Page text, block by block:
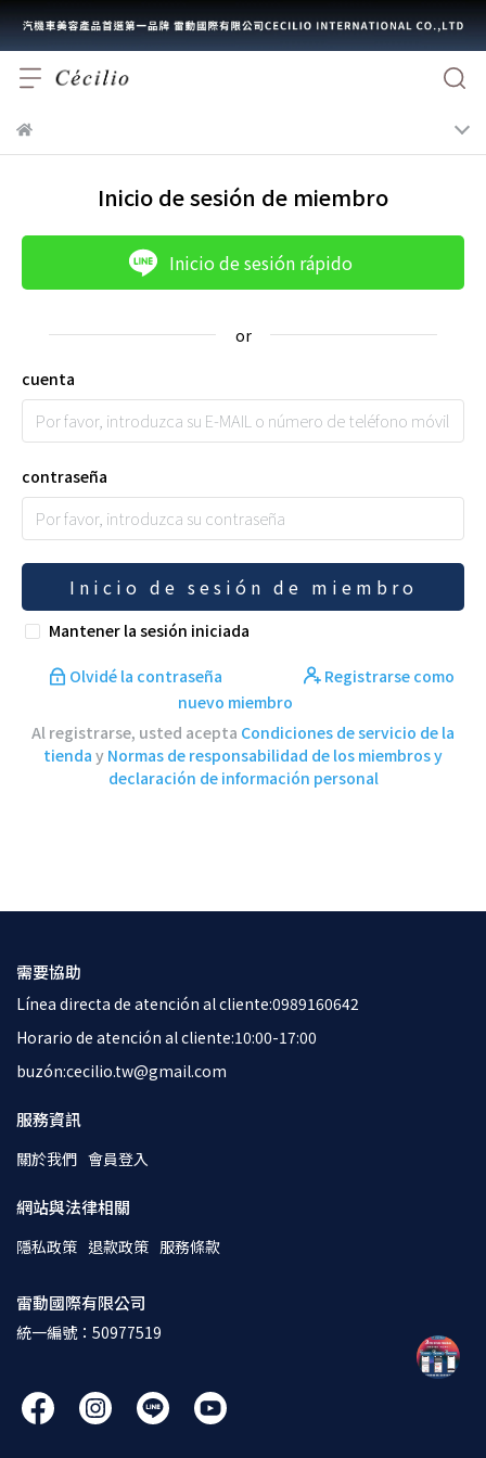
Inicio de sesión de miembro
Inicio de sesión rápido
cuenta
contraseña
Inicio de sesión de miembro
Mantener la sesión iniciada
Olvidé la contraseña
Registrarse como
nuevo miembro
Al registrarse, usted acepta Condiciones de servicio de la
tienda y Normas de responsabilidad de los miembros y
declaración de información personal
需要協助
Línea directa de atención al cliente:0989160642
Horario de atención al cliente:10:00-17:00
buzón:cecilio.tw@gmail.com
服務資訊
關於我們 會員登入
網站與法律相關
隱私政策 退款政策 服務條款
雷動國際有限公司
統一編號：50977519